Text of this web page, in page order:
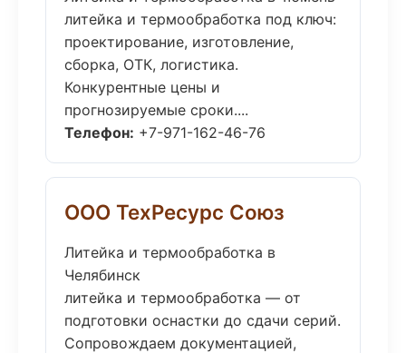
литейка и термообработка под ключ:
проектирование, изготовление,
сборка, ОТК, логистика.
Конкурентные цены и
прогнозируемые сроки....
Телефон: +7-971-162-46-76
ООО ТехРесурс Союз
Литейка и термообработка в
Челябинск
литейка и термообработка — от
подготовки оснастки до сдачи серий.
Сопровождаем документацией,